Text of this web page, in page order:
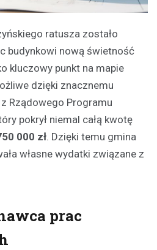
ratusza zostało
budynkowi nową świetność
kluczowy punkt na mapie
dzięki znacznemu
Rządowego Programu
pokrył niemal całą kwotę
000 zł. Dzięki temu gmina
własne wydatki związane z
prac